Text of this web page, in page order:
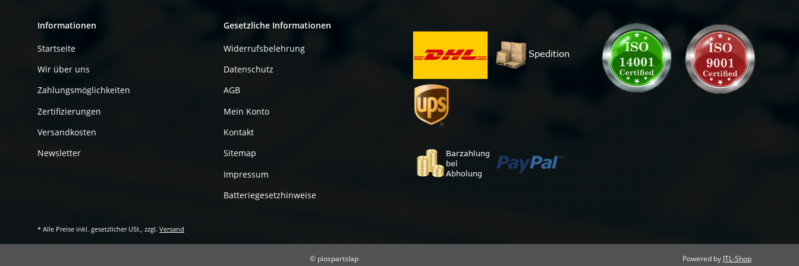
Informationen
Startseite
Wir über uns
Zahlungsmöglichkeiten
Zertifizierungen
Versandkosten
Newsletter
Gesetzliche Informationen
Widerrufsbelehrung
Datenschutz
AGB
Mein Konto
Kontakt
Sitemap
Impressum
Batteriegesetzhinweise
* Alle Preise inkl. gesetzlicher USt., zzgl. Versand
© piospartslap Powered by JTL-Shop